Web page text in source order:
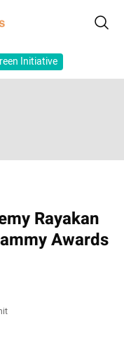
Initiative
Rayakan
Awards